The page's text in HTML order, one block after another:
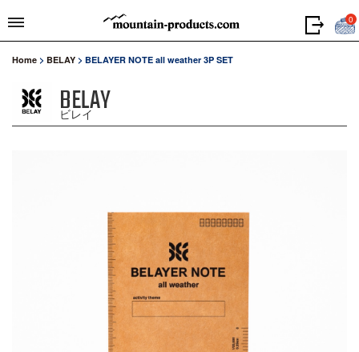
0
Home > BELAY > BELAYER NOTE all weather 3P SET
BELAY
ビレイ